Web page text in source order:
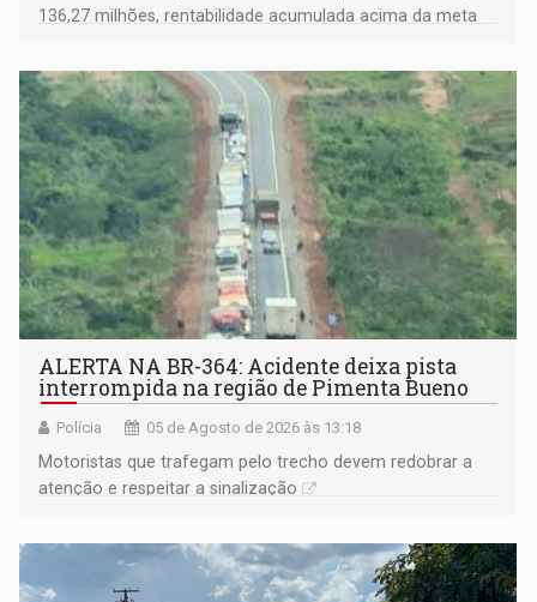
136,27 milhões, rentabilidade acumulada acima da meta
ALERTA NA BR-364: Acidente deixa pista
interrompida na região de Pimenta Bueno
Polícia 05 de Agosto de 2026 às 13:18
​Motoristas que trafegam pelo trecho devem redobrar a
atenção e respeitar a sinalização